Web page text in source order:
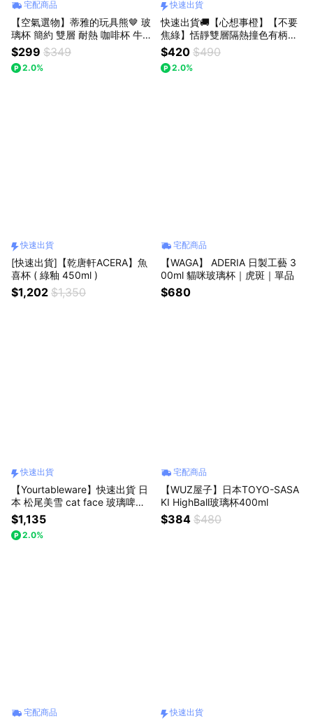
宅配商品
【空氣選物】蒂雅的玩具熊🤎 玻
璃杯 簡約 雙層 耐熱 咖啡杯 牛奶
杯 透明 玻璃杯 杯子 小熊杯
$299 $349
2.0%
快速出貨
快速出貨🚚【心想事橙】【不要
焦綠】恬靜雙層隔熱撞色有柄玻
璃杯 380ML【Caldo卡朵生活】
$420 $490
2.0%
快速出貨
[快速出貨]【乾唐軒ACERA】魚
喜杯 ( 綠釉 450ml )
$1,202 $1,350
宅配商品
【WAGA】 ADERIA 日製工藝 3
00ml 貓咪玻璃杯｜虎斑｜單品
$680
快速出貨
【Yourtableware】快速出貨 日
本 松尾美雪 cat face 玻璃啤酒
杯 三入組
$1,135
2.0%
宅配商品
【WUZ屋子】日本TOYO-SASA
KI HighBall玻璃杯400ml
$384 $480
宅配商品 快速出貨